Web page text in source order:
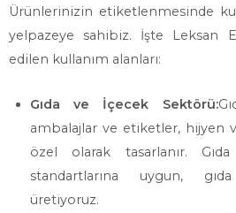
Ürünlerinizin etiketlenmesinde
yelpazeye sahibiz. İşte Leksan
edilen kullanım alanları:
Gıda ve İçecek Sektörü:
ambalajlar ve etiketler, hijyen ve
özel olarak tasarlanır.
standartlarına uygun,
üretiyoruz.